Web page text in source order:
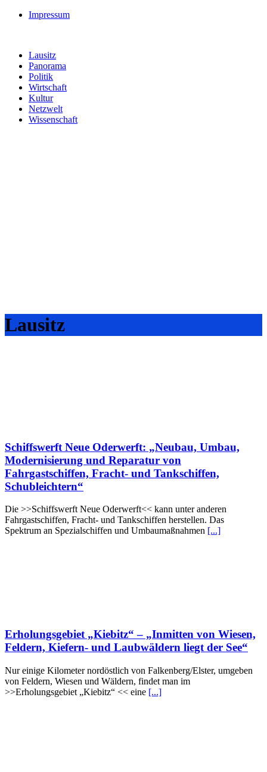
Impressum
Lausitz
Panorama
Politik
Wirtschaft
Kultur
Netzwelt
Wissenschaft
Lausitz
Schiffswerft Neue Oderwerft: „Neubau, Umbau,
Modernisierung und Reparatur von
Fahrgastschiffen, Fracht- und Tankschiffen,
Schubleichtern“
Die >>Schiffswerft Neue Oderwerft<< kann unter anderen
Fahrgastschiffen, Fracht- und Tankschiffen herstellen. Das
Spektrum an Spezialschiffen und Umbaumaßnahmen [...]
Erholungsgebiet „Kiebitz“ – „Inmitten von Wiesen,
Feldern, Kiefern- und Laubwäldern liegt der See“
Nur einige Kilometer nordöstlich von Falkenberg/Elster, umgeben
von Feldern, Wiesen und Wäldern, findet man im
>>Erholungsgebiet „Kiebitz“ << eine [...]